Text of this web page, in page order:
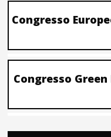
Congresso
Congresso